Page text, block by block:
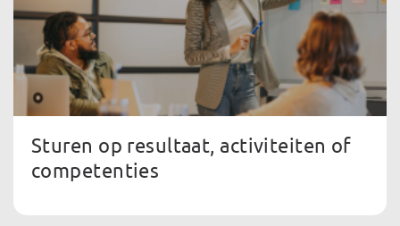
Sturen op resultaat, activiteiten of
competenties